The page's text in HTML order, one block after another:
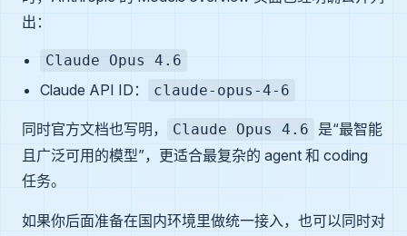
出：
Claude Opus 4.6
Claude API ID： claude-opus-4-6
同时官方文档也写明， Claude Opus 4.6
是“最智能
且广泛可用的模型”，更适合最复杂的 agent 和 coding
任务。
如果你后面准备在国内环境里做统一接入，也可以同时对